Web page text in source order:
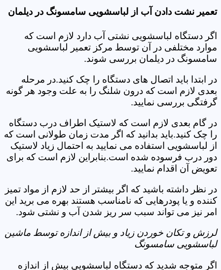
تعمیر نشت دادن آب از لباسشویی سامسونگ در دیلمان
اگر دستگاه لباسشویی نشتی آب دارد لازم است که
موارد مختلفی در آن توسط مرکز تعمیر لباسشویی
سامسونگ در دیلمان بررسی شوند.
در ابتدا باید اتصال های دستگاه را چک کنید.در مرحله
بعدی لازم است که درون شلنگ را به علت وجود هر گونه
گرفتگی بررسی نمایید.
در گام بعدی لازم است که لاستیک اطراف درب دستگاه
را چک کنید.باید بدانید که اگر مدت زمان طولانی است که
از لباسشویی استفاده می نمایید به احتمال زیاد لاستیک
دور درب فرسوده شده است.بنابراین لازم است که برای
تعویض آن اقدام نمایید.
در نظر داشته باشید که اگر بیشتر از حد لازم از مواد تمیز
کننده و یا پودرهایی که نامناسب هستند بهره می برید این
امر نیز می تواند سبب سر ریز شدن آب و نشتی شود.
لرزش و تکان خوردن زیاد و بیش از اندازه توسط ماشین
لباسشویی سامسونگ
اگر متوجه شدید که دستگاه لباسشویی بیش از اندازه